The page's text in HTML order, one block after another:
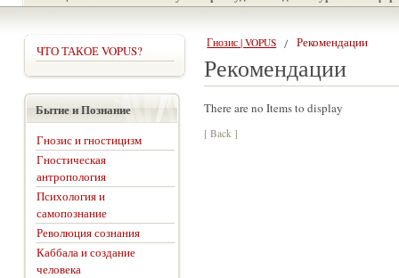
Гнозис | VOPUS Рекомендации
Рекомендации
There are no Items to display
[ Back ]
ЧТО ТАКОЕ VOPUS?
Бытие и Познание
Гнозис и гностицизм
Гностическая
антропология
Психология и
самопознание
Революция сознания
Каббала и создание
человека